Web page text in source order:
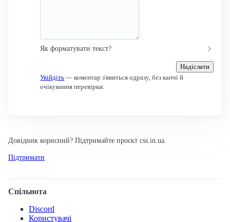
Як форматувати текст?
Надіслати
Увійдіть — коментар з'явиться одразу, без капчі й
очікування перевірки.
Довідник корисний? Підтримайте проєкт css.in.ua.
Підтримати
Спільнота
Discord
Користувачі